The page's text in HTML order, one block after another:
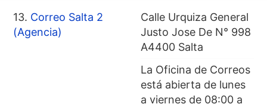
13. Correo Salta 2
(Agencia)
Calle Urquiza General
Justo Jose De N° 998
A4400 Salta
La Oficina de Correos
está abierta de lunes
a viernes de 08:00 a